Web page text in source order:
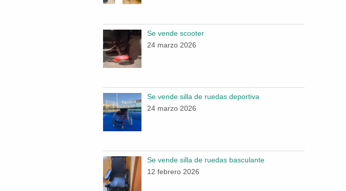
Se vende scooter
24 marzo 2026
Se vende silla de ruedas deportiva
24 marzo 2026
Se vende silla de ruedas basculante
12 febrero 2026